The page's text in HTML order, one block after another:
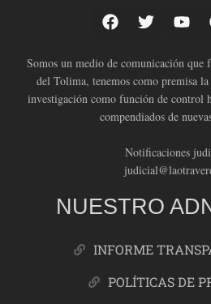
Somos un medio de comunicación que
del Tolima, tenemos como premisa
investigación como función de control
compendiados de
Notificaciones
NUESTRO
INFORME
POLÍTICAS DE